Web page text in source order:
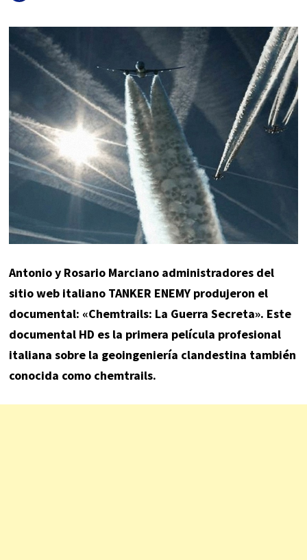
Antonio y Rosario Marciano administradores del
sitio web italiano TANKER ENEMY produjeron el
documental: «Chemtrails: La Guerra Secreta». Este
documental HD es la primera película profesional
italiana sobre la geoingeniería clandestina también
conocida como chemtrails.